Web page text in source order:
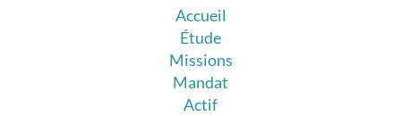
Accueil
Étude
Missions
Mandat
Actif